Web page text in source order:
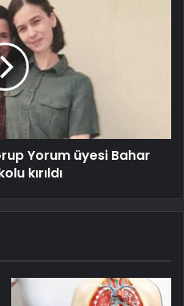
Yorum üyesi Bahar
kırıldı